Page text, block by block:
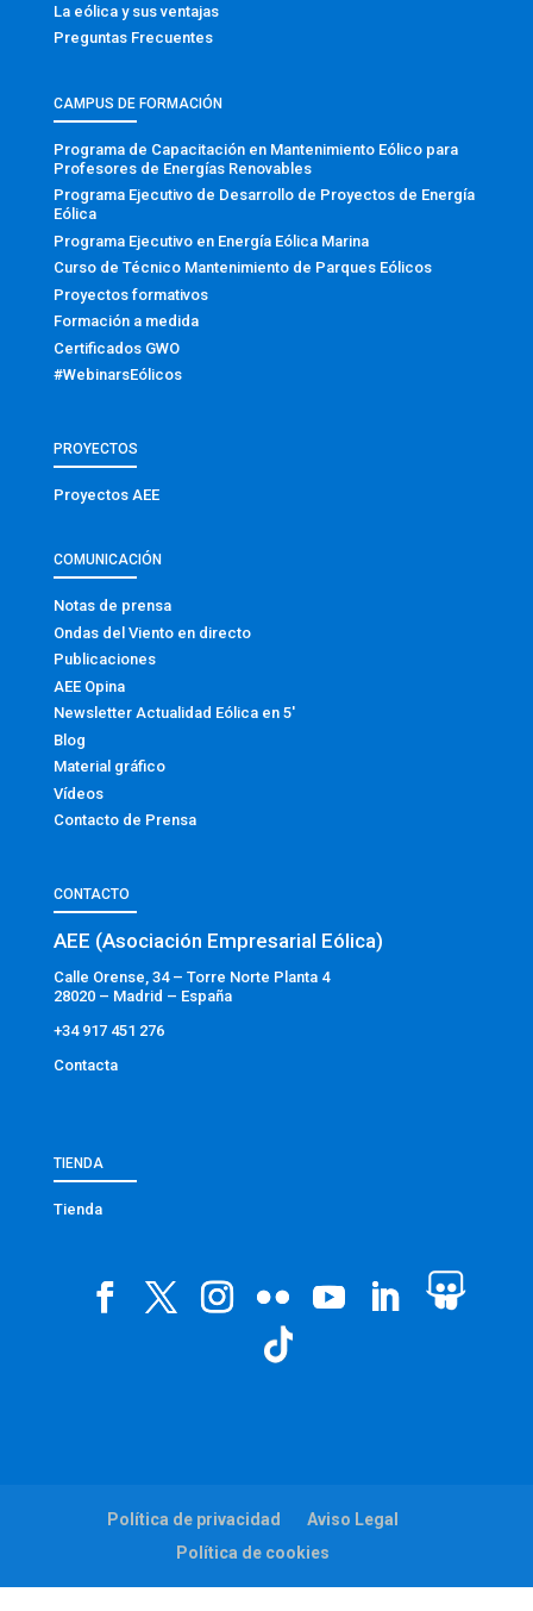
La eólica y sus ventajas
Preguntas Frecuentes
CAMPUS DE FORMACIÓN
Programa de Capacitación en Mantenimiento Eólico para
Profesores de Energías Renovables
Programa Ejecutivo de Desarrollo de Proyectos de Energía
Eólica
Programa Ejecutivo en Energía Eólica Marina
Curso de Técnico Mantenimiento de Parques Eólicos
Proyectos formativos
Formación a medida
Certificados GWO
#WebinarsEólicos
PROYECTOS
Proyectos AEE
COMUNICACIÓN
Notas de prensa
Ondas del Viento en directo
Publicaciones
AEE Opina
Newsletter Actualidad Eólica en 5′
Blog
Material gráfico
Vídeos
Contacto de Prensa
CONTACTO
AEE (Asociación Empresarial Eólica)
Calle Orense, 34 – Torre Norte Planta 4
28020 – Madrid – España
+34 917 451 276
Contacta
TIENDA
Tienda
Política de privacidad
Aviso Legal
Política de cookies